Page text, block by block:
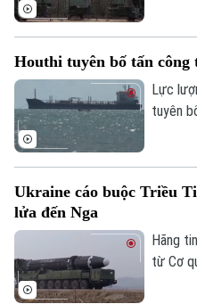
hụt loại
các
Houthi tuyên bố tấn
Lực
tuyên
phong
đồng
Ukraine cáo buộc Triều
lửa đến Nga
Hãng
từ Cơ